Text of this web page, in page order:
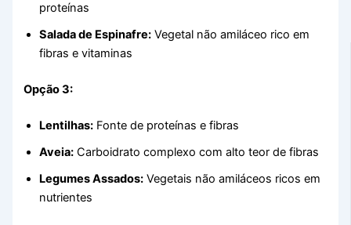
proteínas
Salada de Espinafre: Vegetal não amiláceo rico em
fibras e vitaminas
Opção 3:
Lentilhas: Fonte de proteínas e fibras
Aveia: Carboidrato complexo com alto teor de fibras
Legumes Assados: Vegetais não amiláceos ricos em
nutrientes